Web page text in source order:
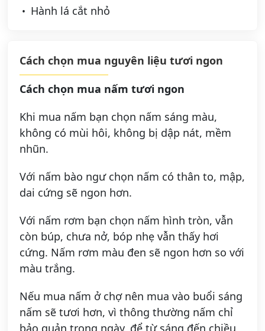
Hành lá cắt nhỏ
Cách chọn mua nguyên liệu tươi ngon
Cách chọn mua nấm tươi ngon
Khi mua nấm bạn chọn nấm sáng màu,
không có mùi hôi, không bị dập nát, mềm
nhũn.
Với nấm bào ngư chọn nấm có thân to, mập,
dai cứng sẽ ngon hơn.
Với nấm rơm bạn chọn nấm hình tròn, vẫn
còn búp, chưa nở, bóp nhẹ vẫn thấy hơi
cứng. Nấm rơm màu đen sẽ ngon hơn so với
màu trắng.
Nếu mua nấm ở chợ nên mua vào buổi sáng
nấm sẽ tươi hơn, vì thông thường nấm chỉ